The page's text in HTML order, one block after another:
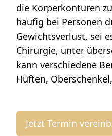
die Körperkonturen
häufig bei Personen
Gewichtsverlust, sei
Chirurgie, unter
kann verschiedene
Hüften,
Jetzt Termin